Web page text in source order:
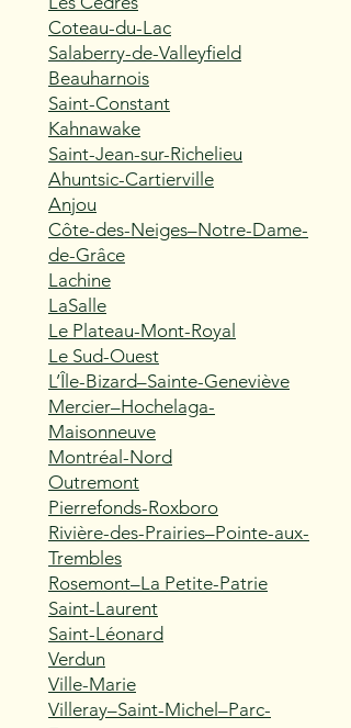
Coteau-du-Lac
Salaberry-de-Valleyfield
Beauharnois
Saint-Constant
Kahnawake
Saint-Jean-sur-Richelieu
Ahuntsic-Cartierville
Anjou
Côte-des-Neiges–Notre-Dame-
de-Grâce
Lachine
LaSalle
Le Plateau-Mont-Royal
Le Sud-Ouest
L’Île-Bizard–Sainte-Geneviève
Mercier–Hochelaga-
Maisonneuve
Montréal-Nord
Outremont
Pierrefonds-Roxboro
Rivière-des-Prairies–Pointe-aux-
Trembles
Rosemont–La Petite-Patrie
Saint-Laurent
Saint-Léonard
Verdun
Ville-Marie
Villeray–Saint-Michel–Parc-